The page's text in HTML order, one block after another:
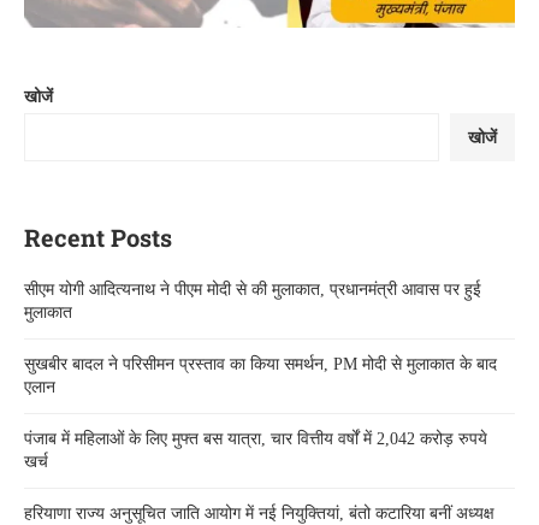
खोजें
खोजें
Recent Posts
सीएम योगी आदित्यनाथ ने पीएम मोदी से की मुलाकात, प्रधानमंत्री आवास पर हुई
मुलाकात
सुखबीर बादल ने परिसीमन प्रस्ताव का किया समर्थन, PM मोदी से मुलाकात के बाद
एलान
पंजाब में महिलाओं के लिए मुफ्त बस यात्रा, चार वित्तीय वर्षों में 2,042 करोड़ रुपये
खर्च
हरियाणा राज्य अनुसूचित जाति आयोग में नई नियुक्तियां, बंतो कटारिया बनीं अध्यक्ष